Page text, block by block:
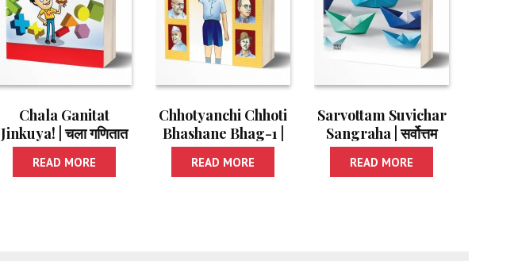
Chala Ganitat
Jinkuya! | चला गणितात
जिंकूया!
READ MORE
Chhotyanchi Chhoti
Bhashane Bhag-1 |
छोट्यांची छोटी भाषणे- 1
READ MORE
Sarvottam Suvichar
Sangraha | सर्वोत्तम
सुविचार संग्रह
READ MORE